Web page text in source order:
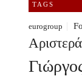
TAGS
eurogroup
Αριστερά